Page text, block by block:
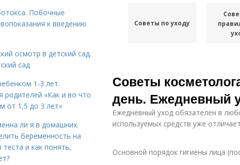
Советы по уходу
уходе
при
Советы
день. Ежедневный
Ежедневный уход обязателен в
используемых средств уже
Основной порядок гигиены лица
Побочные
к введению
осмотр в детский сад.
сад
1-3 лет.
родителей «Как и во что
от 1,5 до 3 лет»
ли я в домашних.
беременность на
и как понять,